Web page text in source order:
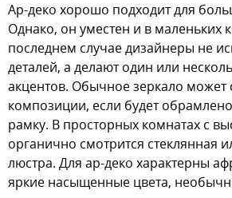
Ар-деко хорошо подходит для
Однако, он уместен и в маленьких
последнем случае дизайнеры не
деталей, а делают один или
акцентов. Обычное зеркало может
композиции, если будет
рамку. В просторных комнатах с
органично смотрится стеклянная
люстра. Для ар-деко характерны
яркие насыщенные цвета,